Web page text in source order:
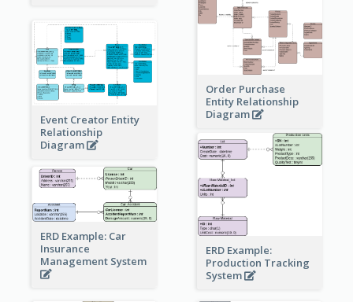
Order Purchase
Entity Relationship
Diagram
Event Creator Entity
Relationship
Diagram
ERD Example:
Production Tracking
System
ERD Example: Car
Insurance
Management System